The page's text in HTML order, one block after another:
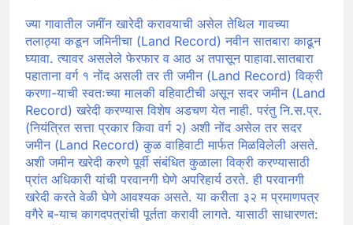
ज्या गावातील जमींन खारेदी करावयाची असेल तेथिल गावच्या
तलाठ्या कडून जमिनीचा (Land Record) नवीन सातबारा काढून
घ्यावा. त्यावर असलेले फेरफार व आठ अ तपासून पाहावा.सातबारा
पहाताना वर्ग १ नोंद असली तर ती जमीन (Land Record) विक्री
करणा-याची स्वतःच्या मालकी वहिवाटीची असून सदर जमीन (Land
Record) खरेदी करण्यास विशेष अडचण येत नाही. परंतु नि.स.प्र.
(नियंत्रित सत्ता प्रकार किवा वर्ग २) अशी नोंद असेल तर सदर
जमीन (Land Record) कुळ वाहिवाटी मार्फत मिळविलेली असते.
अशी जमीन खरेदी करणे पूर्वी संबंधित कुळाला विक्री करण्यासाठी
प्रांत अधिकारी यांची परवानगी घेणे अपरिहार्य ठरते. ही परवानगी
खरेदी करते वेळी घेणे आवश्यक असते. या करीता ३२ म प्रमाणपत्र
वगैरे ब-याच कागदपत्रांची पूर्तता करावी लागते. यासाठी साधारणत: